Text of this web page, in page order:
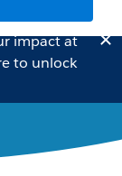
impact at
to unlock